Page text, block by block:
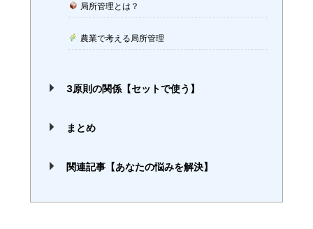
局所管理とは？
農業で考える局所管理
3原則の関係【セットで使う】
まとめ
関連記事【あなたの悩みを解決】